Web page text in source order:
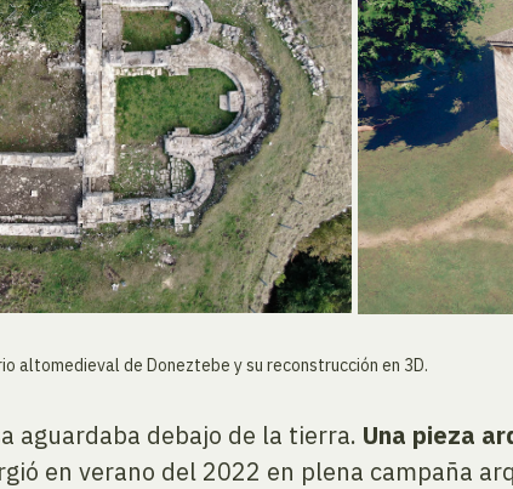
altomedieval de Doneztebe y su reconstrucción en 3D.
aguardaba debajo de la tierra. Una pieza
en verano del 2022 en plena campaña